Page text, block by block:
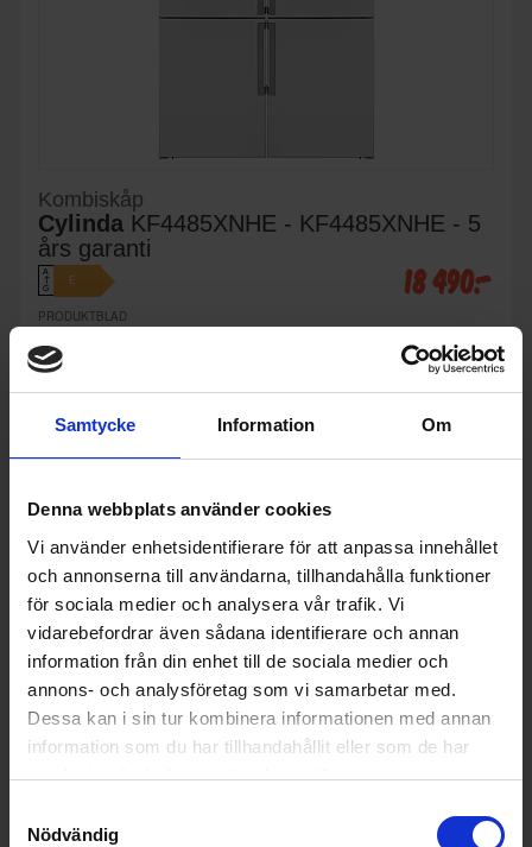
Samtycke Information Om
Denna webbplats använder cookies
Vi använder enhetsidentifierare för att anpassa innehållet
och annonserna till användarna, tillhandahålla funktioner
för sociala medier och analysera vår trafik. Vi
vidarebefordrar även sådana identifierare och annan
information från din enhet till de sociala medier och
annons- och analysföretag som vi samarbetar med.
Dessa kan i sin tur kombinera informationen med annan
information som du har tillhandahållit eller som de har
samlat in när du har använt deras tjänster.
Nödvändig
Kombiskåp
Cylinda KF4485XNHE - KF4485XNHE - 5
års garanti
A
↑
G
E
PRODUKTBLAD
Höjd (cm): 186
18 490:-
KÖP